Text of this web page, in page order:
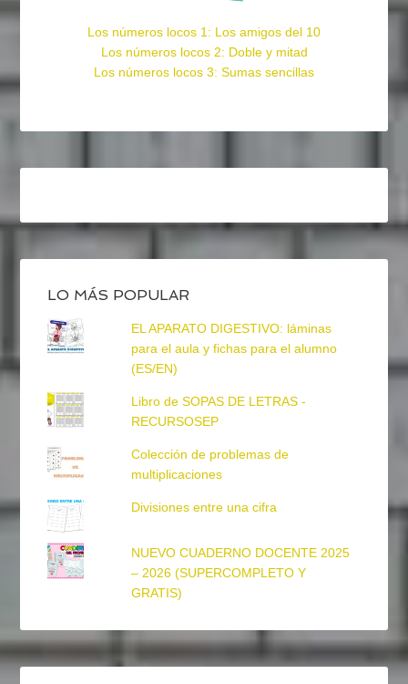
Los números locos 1: Los amigos del 10
Los números locos 2: Doble y mitad
Los números locos 3: Sumas sencillas
LO MÁS POPULAR
EL APARATO DIGESTIVO: láminas
para el aula y fichas para el alumno
(ES/EN)
Libro de SOPAS DE LETRAS -
RECURSOSEP
Colección de problemas de
multiplicaciones
Divisiones entre una cifra
NUEVO CUADERNO DOCENTE 2025
– 2026 (SUPERCOMPLETO Y
GRATIS)